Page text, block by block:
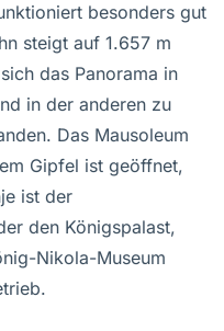
besonders gut
steigt auf 1.657 m
das Panorama in
in der anderen zu
Das Mausoleum
Gipfel ist geöffnet,
ist der
den Königspalast,
Nikola-Museum